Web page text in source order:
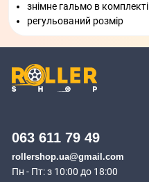
знімне гальмо в комплекті
регульований розмір
063 611 79 49
rollershop.ua@gmail.com
Пн - Пт: з 10:00 до 18:00